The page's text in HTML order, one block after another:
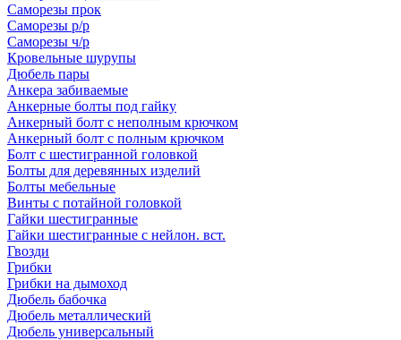
Саморезы прок
Саморезы р/р
Саморезы ч/р
Кровельные шурупы
Дюбель пары
Анкера забиваемые
Анкерные болты под гайку
Анкерный болт с неполным крючком
Анкерный болт с полным крючком
Болт с шестигранной головкой
Болты для деревянных изделий
Болты мебельные
Винты с потайной головкой
Гайки шестигранные
Гайки шестигранные с нейлон. вст.
Гвозди
Грибки
Грибки на дымоход
Дюбель бабочка
Дюбель металлический
Дюбель универсальный